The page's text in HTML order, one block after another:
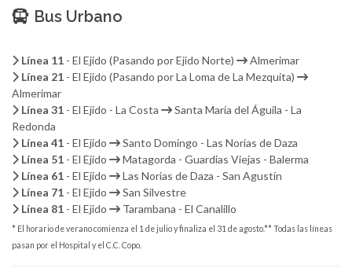
Bus Urbano
Línea 11 - El Ejido (Pasando por Ejido Norte)
Almerimar
Línea 21 - El Ejido (Pasando por La Loma de La Mezquita)
Almerimar
Línea 31 - El Ejido - La Costa
Santa María del Águila - La
Redonda
Línea 41 - El Ejido
Santo Domingo - Las Norias de Daza
Línea 51 - El Ejido
Matagorda - Guardias Viejas - Balerma
Línea 61 - El Ejido
Las Norias de Daza - San Agustín
Línea 71 - El Ejido
San Silvestre
Línea 81 - El Ejido Tarambana - El Canalillo
* El horario de verano comienza el 1 de julio y finaliza el 31 de agosto.** Todas las líneas
pasan por el Hospital y el C.C. Copo.